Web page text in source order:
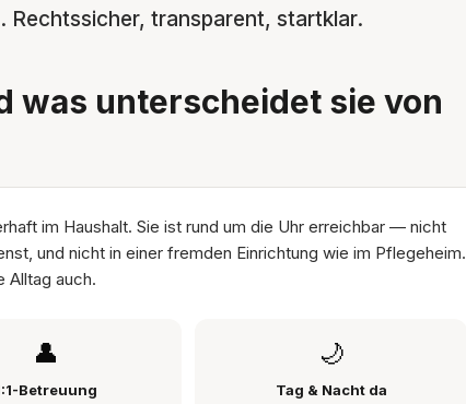
Rechtssicher, transparent, startklar.
was unterscheidet sie von
im Haushalt. Sie ist rund um die Uhr erreichbar — nicht
und nicht in einer fremden Einrichtung wie im Pflegeheim.
Alltag auch.
👤
Betreuung
🌙
Tag & Nacht da